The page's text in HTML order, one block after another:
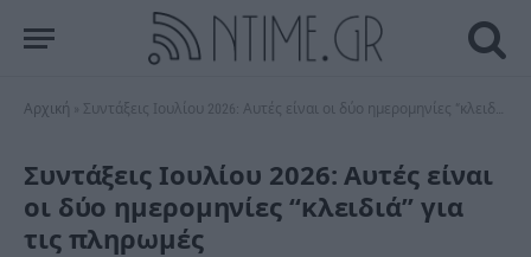
Αρχική Συντάξεις Ιουλίου 2026: Αυτές είναι οι δύο ημερομηνίες “κλειδιά” για τις πληρωμές
Συντάξεις Ιουλίου 2026: Αυτές είναι
οι δύο ημερομηνίες “κλειδιά” για
τις πληρωμές